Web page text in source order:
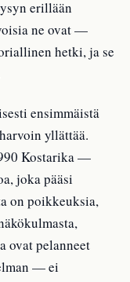
erillään
ne ovat —
hetki, ja se
ensimmäistä
yllättää.
Kostarika —
joka pääsi
on poikkeuksia,
ovat pelanneet
— ei